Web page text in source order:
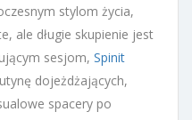
stylom życia,
ale długie skupienie jest
sesjom, Spinit
dojeżdżających,
spacery po